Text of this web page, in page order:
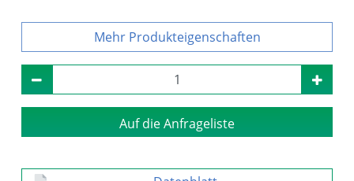
Produkteigenschaften
Auf die Anfrageliste